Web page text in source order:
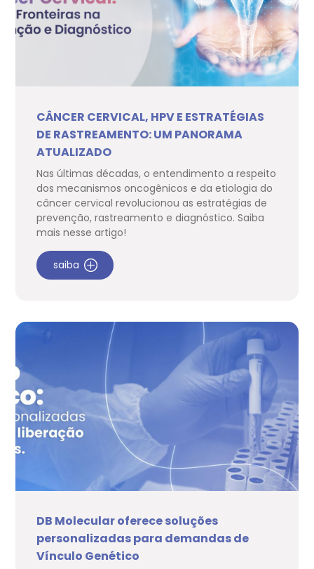
CÂNCER CERVICAL, HPV E ESTRATÉGIAS
DE RASTREAMENTO: UM PANORAMA
ATUALIZADO
Nas últimas décadas, o entendimento a respeito
dos mecanismos oncogênicos e da etiologia do
câncer cervical revolucionou as estratégias de
prevenção, rastreamento e diagnóstico. Saiba
mais nesse artigo!
saiba
DB Molecular oferece soluções
personalizadas para demandas de
Vínculo Genético